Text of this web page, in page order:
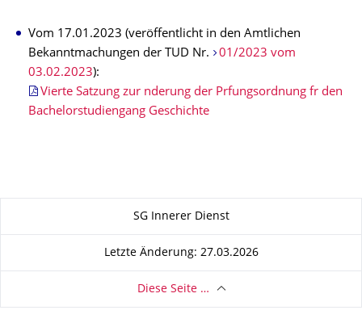
Vom 17.01.2023 (veröffentlicht in den Amtlichen
Bekanntmachungen der TUD Nr.
01/2023 vom
03.02.2023):
Vierte Satzung zur nderung der Prfungsordnung fr den
Bachelorstudiengang Geschichte
SG Innerer Dienst
Letzte Änderung: 27.03.2026
Diese Seite …